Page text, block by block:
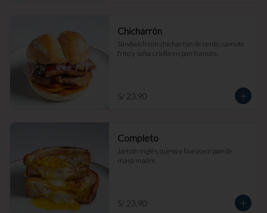
Chicharrón
Sándwich con chicharrón de cerdo, camote
frito y salsa criolla en pan francés.
S/ 23.90
Completo
Jamón inglés, queso y huevo en pan de
masa madre.
S/ 23.90